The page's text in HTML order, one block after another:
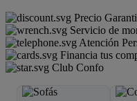
Precio
Servicio de
Atención
Financia tus
Club Confo